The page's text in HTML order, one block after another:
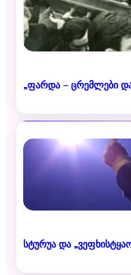
„ფარდა – ცრემლები
სტურუა და